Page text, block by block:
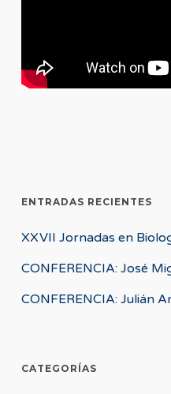
ENTRADAS RECIENTES
XXVII Jornadas en
CONFERENCIA: José
CONFERENCIA: Julián
CATEGORÍAS